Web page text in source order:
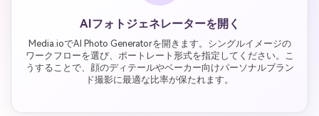
AIフォトジェネレーターを開く
Media.ioでAI Photo Generatorを開きます。シングルイメージの
ワークフローを選び、ポートレート形式を指定してください。こ
うすることで、顔のディテールやベーカー向けパーソナルブラン
ド撮影に最適な比率が保たれます。